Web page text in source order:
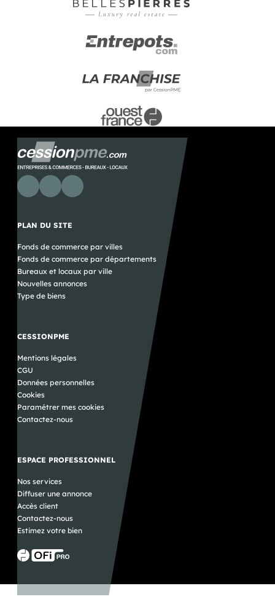
PLAN DU SITE
Fonds de commerce par villes
Fonds de commerce par départements
Bureaux et locaux par ville
Nouvelles annonces
Type de biens
CESSIONPME
Mentions légales
CGU
Données personnelles
Cookies
Paramétrer mes cookies
Contactez-nous
ESPACE PROFESSIONNEL
Nos services
Diffuser une annonce
Accès client
Contactez-nous
Estimez votre bien